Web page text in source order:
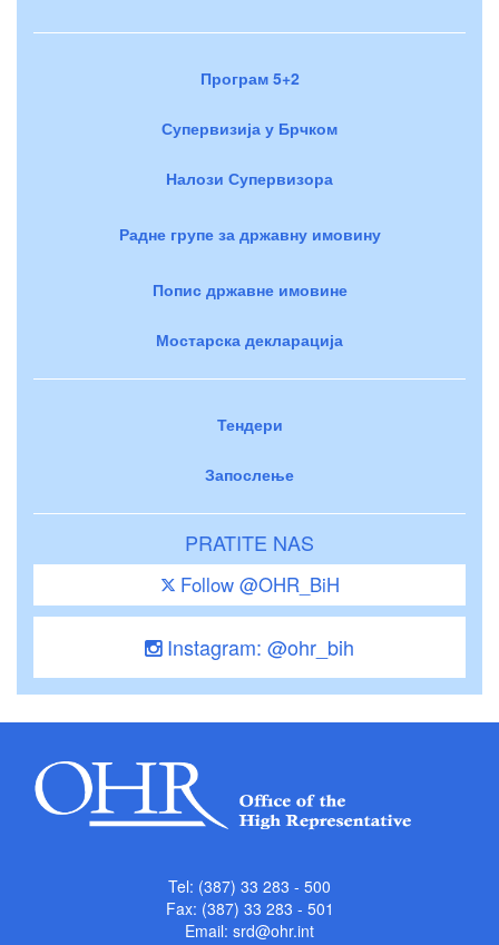
Програм 5+2
Супервизија у Брчком
Налози Супервизора
Радне групе за државну имовину
Попис државне имовине
Мостарска декларација
Тендери
Запослење
PRATITE NAS
Follow @OHR_BiH
Instagram: @ohr_bih
Tel: (387) 33 283 - 500
Fax: (387) 33 283 - 501
Email: srd@ohr.int